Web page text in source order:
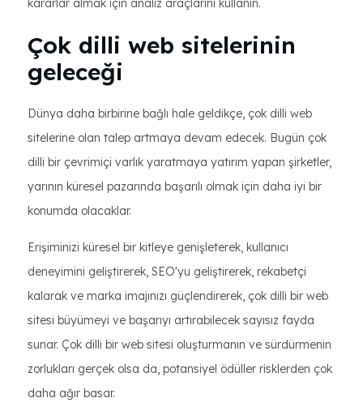
kararlar almak için analiz araçlarını kullanın.
Çok dilli web sitelerinin
geleceği
Dünya daha birbirine bağlı hale geldikçe, çok dilli web
sitelerine olan talep artmaya devam edecek. Bugün çok
dilli bir çevrimiçi varlık yaratmaya yatırım yapan şirketler,
yarının küresel pazarında başarılı olmak için daha iyi bir
konumda olacaklar.
Erişiminizi küresel bir kitleye genişleterek, kullanıcı
deneyimini geliştirerek, SEO'yu geliştirerek, rekabetçi
kalarak ve marka imajınızı güçlendirerek, çok dilli bir web
sitesi büyümeyi ve başarıyı artırabilecek sayısız fayda
sunar. Çok dilli bir web sitesi oluşturmanın ve sürdürmenin
zorlukları gerçek olsa da, potansiyel ödüller risklerden çok
daha ağır basar.